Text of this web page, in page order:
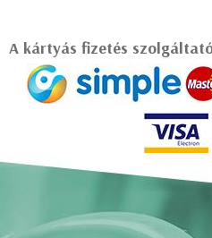
A kártyás fizetés